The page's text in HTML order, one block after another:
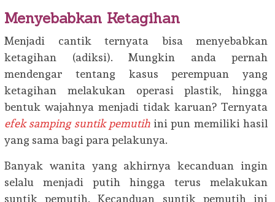
Menyebabkan Ketagihan
Menjadi cantik ternyata bisa menyebabkan
ketagihan (adiksi). Mungkin anda pernah
mendengar tentang kasus perempuan yang
ketagihan melakukan operasi plastik, hingga
bentuk wajahnya menjadi tidak karuan? Ternyata
efek samping suntik pemutihini pun memiliki hasil
yang sama bagi para pelakunya.
Banyak wanita yang akhirnya kecanduan ingin
selalu menjadi putih hingga terus melakukan
suntik pemutih. Kecanduan suntik pemutih ini